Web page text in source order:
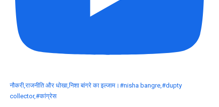
नौकरी,राजनीति और धोखा,निशा बांगरे का इल्जाम।#nisha bangre,#dupty
collector,#कांग्रेस